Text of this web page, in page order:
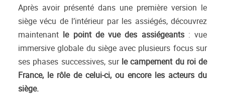
Après avoir présenté dans une première version le
siège vécu de l’intérieur par les assiégés, découvrez
maintenant le point de vue des assiégeants : vue
immersive globale du siège avec plusieurs focus sur
ses phases successives, sur le campement du roi de
France, le rôle de celui-ci, ou encore les acteurs du
siège.